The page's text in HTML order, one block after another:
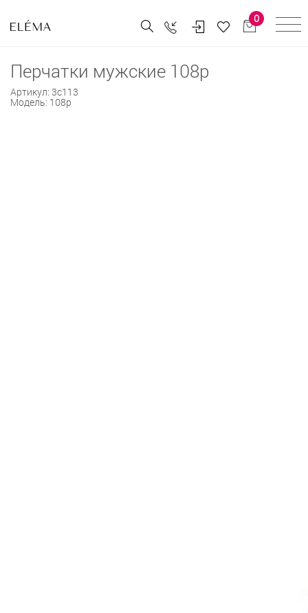
0
Перчатки мужские 108р
Артикул: 3с113
Модель: 108р